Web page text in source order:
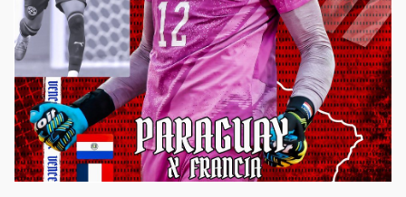
⚽️ ¡La #Albirroja juega a las 18:00 por el #Mundial2026 🏆🌎,
ante Francia 🇫🇷, por los Octavos de Final de la Copa del
Mundo! 💪🏼 ¡VAMOS, #PARAGUAY ! ¡VAMOS QUERIDA ALBIRROJA!
🇵🇾 #FAP #FutbolistasParaguayos #FútbolParaguayo
https://t.co/1qnxPf1eRh